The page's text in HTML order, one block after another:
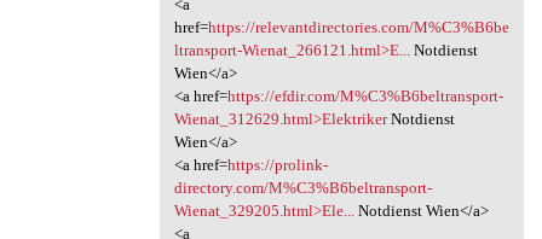
<a
href=https://relevantdirectories.com/M%C3%B6be
ltransport-Wienat_266121.html>E...Notdienst
Wien</a>
<a href=https://efdir.com/M%C3%B6beltransport-
Wienat_312629.html>ElektrikerNotdienst
Wien</a>
<a href=https://prolink-
directory.com/M%C3%B6beltransport-
Wienat_329205.html>Ele...Notdienst Wien</a>
<a